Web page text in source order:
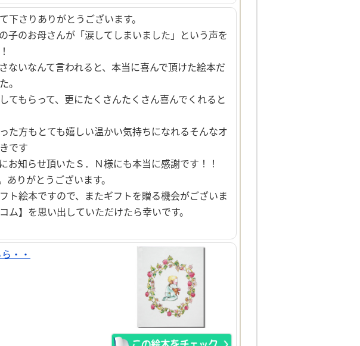
下さりありがとうございます。
子のお母さんが「涙してしまいました」という声を
ないなんて言われると、本当に喜んで頂けた絵本だ
。
てもらって、更にたくさんたくさん喜んでくれると
た方もとても嬉しい温かい気持ちになれるそんなオ
です
お知らせ頂いたＳ．Ｎ様にも本当に感謝です！！
りがとうございます。
ト絵本ですので、またギフトを贈る機会がございま
ム】を思い出していただけたら幸いです。
・・